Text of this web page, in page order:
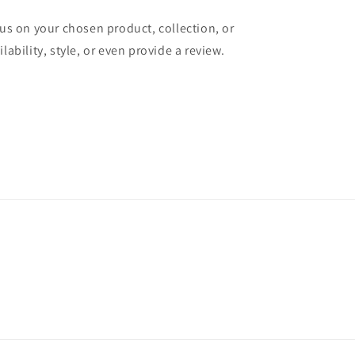
on your chosen product, collection, or
style, or even provide a review.